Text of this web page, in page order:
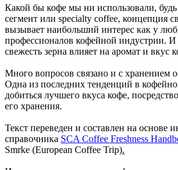
Какой бы кофе мы ни использовали,
сегмент или specialty coffee, концепция
вызывает наибольший интерес как у
профессионалов кофейной индустрии. И
свежесть зерна влияет на аромат и вкус
Много вопросов связано и с хранением
Одна из последних тенденций в
добиться лучшего вкуса кофе,
его хранения.
Текст переведен и составлен на основе
справочника SCA Coffee Freshness
Smrke (European Coffee Trip).